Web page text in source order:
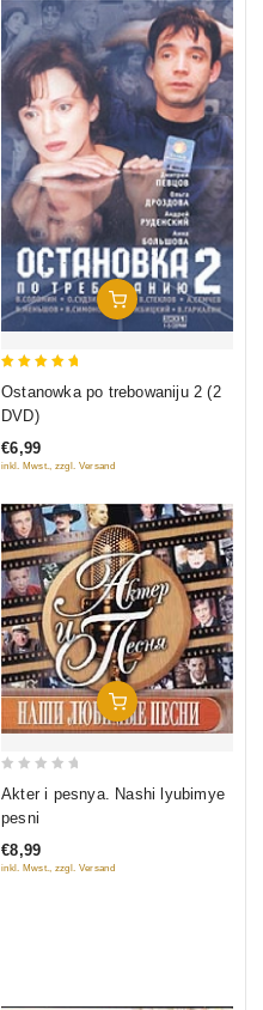
In Den Warenkorb
Ostanowka po trebowaniju 2 (2
DVD)
€6,99
inkl. Mwst., zzgl. Versand
In Den Warenkorb
5
Akter i pesnya. Nashi lyubimye
pesni
€8,99
inkl. Mwst., zzgl. Versand